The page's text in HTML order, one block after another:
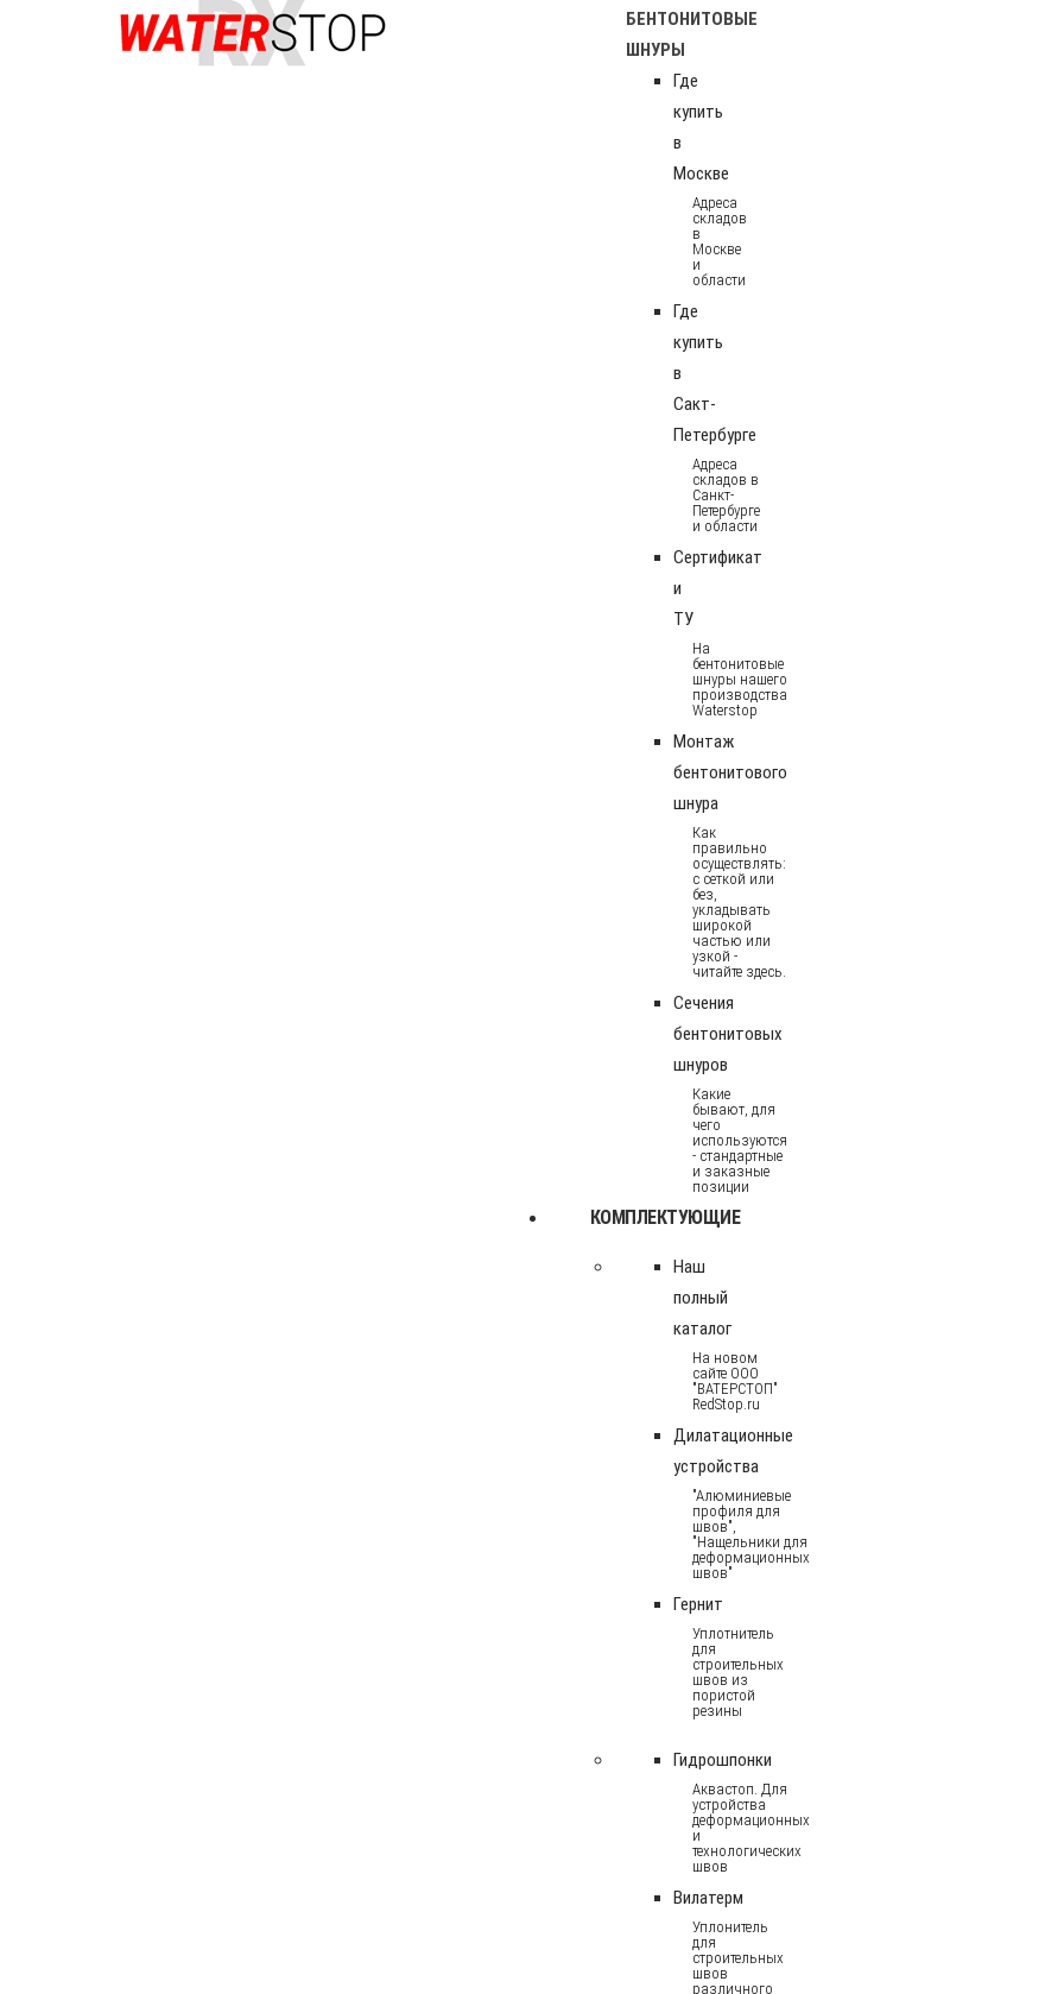
БЕНТОНИТОВЫЕ
ШНУРЫ
Где
купить
в
Москве
Адреса
складов
в
Москве
и
области
Где
купить
в
Сакт-
Петербурге
Адреса
складов в
Санкт-
Петербурге
и области
Сертификат
и
ТУ
На
бентонитовые
шнуры нашего
производства
Waterstop
Монтаж
бентонитового
шнура
Как
правильно
осуществлять:
с сеткой или
без,
укладывать
широкой
частью или
узкой -
читайте здесь.
Сечения
бентонитовых
шнуров
Какие
бывают, для
чего
используются
- стандартные
и заказные
позиции
КОМПЛЕКТУЮЩИЕ
Наш
полный
каталог
На новом
сайте ООО
"ВАТЕРСТОП"
RedStop.ru
Дилатационные
устройства
"Алюминиевые
профиля для
швов",
"Нащельники для
деформационных
швов"
Гернит
Уплотнитель
для
строительных
швов из
пористой
резины
Гидрошпонки
Аквастоп. Для
устройства
деформационных
и
технологических
швов
Вилатерм
Уплонитель
для
строительных
швов
различного